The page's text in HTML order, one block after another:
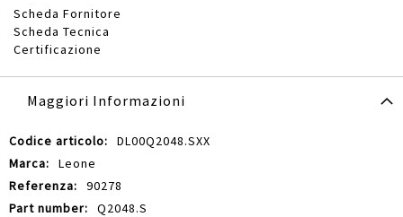
Scheda Fornitore
Scheda Tecnica
Certificazione
Maggiori Informazioni
Maggiori
Informazioni
DL00Q2048.SXX
Leone
90278
Q2048.S